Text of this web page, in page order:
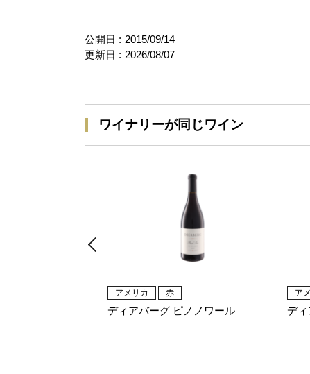
公開日 : 2015/09/14
更新日 : 2026/08/07
ワイナリーが同じワイン
アメリカ 赤
ディアバーグ ピノノワール
ア
デ